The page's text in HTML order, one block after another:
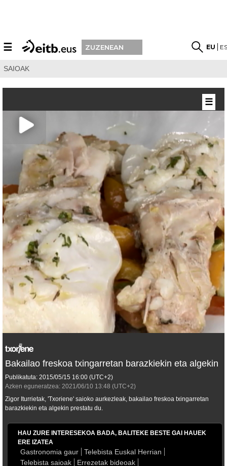
☰ ZUZENEAN EU
SAIOAK
Bakailao freskoa txingarretan barazkiekin eta algekin
Publikatuta: 2015/05/15 16:00 (UTC+2)
Azken eguneratzea: 2021/06/10 13:48 (UTC+2)
Zigor Iturrietak, 'Txoriene' saioko aurkezleak, bakailao freskoa txingarretan
barazkiekin eta algekin prestatu du.
HAU ZURE INTERESEKOA BADA, BALITEKE BESTE GAI HAUEK
ERE IZATEA
Gastronomia gaur
Telebista Euskal Herrian
Telebista saioak
Errezetak bideoak
☰